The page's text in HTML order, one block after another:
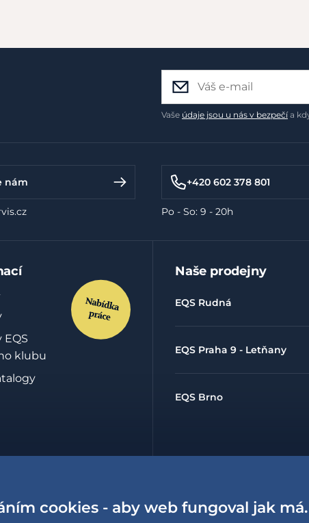
Vaše údaje jsou u nás v bezpečía
nám +420 602 378 801
Po - So: 9 - 20h
klubu
Naše prodejny
EQS Rudná
EQS Praha 9 - Letňany
EQS Brno
cookies - aby web fungoval jak má.